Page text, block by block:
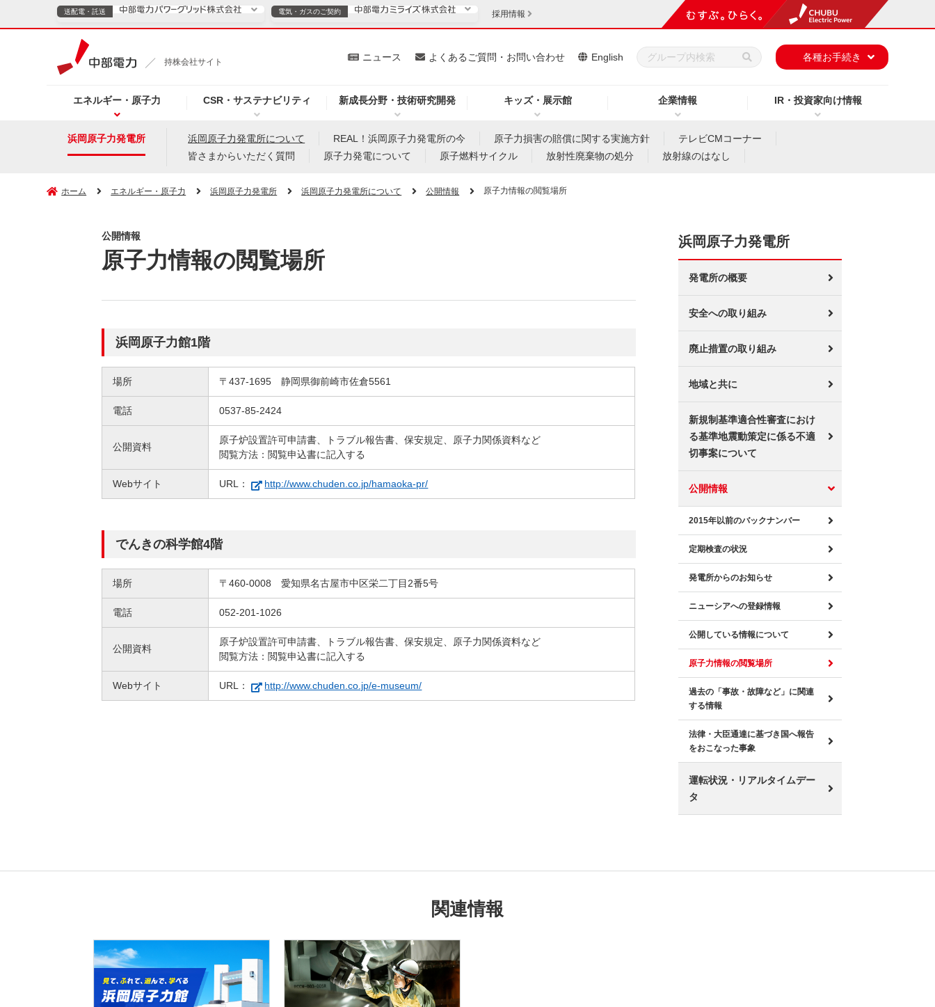
持株会社サイト
エネルギー・原子力 CSR・サステナビリティ 新成長分野・技術研究開発 キッズ・展示館 企業情報 IR・投資家向け情報
ニュース よくあるご質問・お問い合わせ English 各種お手続き
送配電・託送 電気・ガスのご契約
電気・ガスのご契約
プレスリリース（新しいウィンドウを開きます）
お知らせ （新しいウィンドウを開きます）
よくあるご質問・お問い合わせ
採用情報
浜岡原子力発電所 浜岡原子力発電所について REAL！浜岡原子力発電所の今 原子力損害の賠償に関する実施方針
テレビCMコーナー
皆さまからいただく質問
原子力発電について 原子燃料サイクル 放射性廃棄物の処分 放射線のはなし
ホーム エネルギー・原子力 浜岡原子力発電所 浜岡原子力発電所について 公開情報 原子力情報の閲覧場所
公開情報
原子力情報の閲覧場所
浜岡原子力館1階
場所 〒437-1695 静岡県御前崎市佐倉5561
電話 0537-85-2424
公開資料
原子炉設置許可申請書、トラブル報告書、保安規定、原子力関係資料など
閲覧方法：閲覧申込書に記入する
Webサイト URL： http://www.chuden.co.jp/hamaoka-pr/（新しいウィンドウを開きます）
でんきの科学館4階
場所 〒460-0008 愛知県名古屋市中区栄二丁目2番5号
電話 052-201-1026
公開資料
原子炉設置許可申請書、トラブル報告書、保安規定、原子力関係資料など
閲覧方法：閲覧申込書に記入する
Webサイト URL： http://www.chuden.co.jp/e-museum/（新しいウィンドウを開きます）
浜岡原子力発電所
発電所の概要
安全への取り組み
廃止措置の取り組み
地域と共に
新規制基準適合性審査におけ
る基準地震動策定に係る不適
切事案について
公開情報
2015年以前のバックナンバー
定期検査の状況
発電所からのお知らせ
ニューシアへの登録情報
公開している情報について
原子力情報の閲覧場所
過去の「事故・故障など」に関連
する情報
法律・大臣通達に基づき国へ報告
をおこなった事象
運転状況・リアルタイムデー
タ
関連情報